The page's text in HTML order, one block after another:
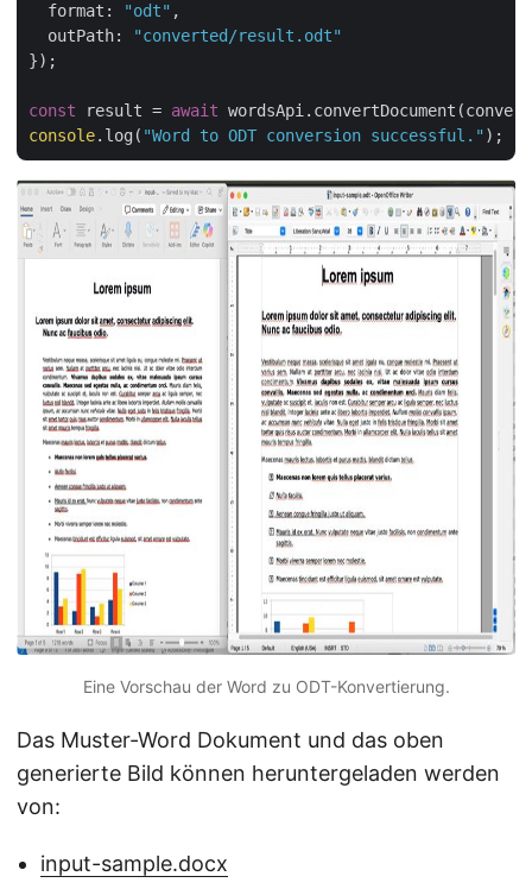
format : "odt" ,
outPath:
"converted/result.odt"
});
const result = await
console.log( "Word to ODT conversion successful."
Eine Vorschau der Word zu ODT-Konvertierung.
Das Muster-Word Dokument und das oben
generierte Bild können heruntergeladen werden
von:
input-sample.docx